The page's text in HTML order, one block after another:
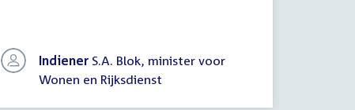
Indiener S.A. Blok, minister voor
Wonen en Rijksdienst